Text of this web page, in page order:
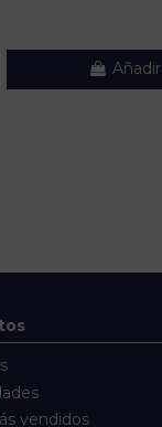
vendidos